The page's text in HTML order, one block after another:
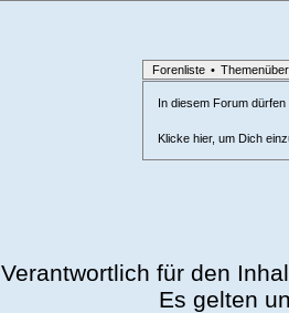
Forenliste •
In diesem Forum
Klicke hier, um Dich
Verantwortlich für den
Es gelten